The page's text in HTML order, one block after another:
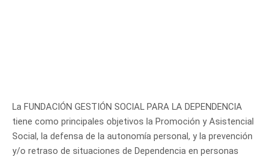
La FUNDACIÓN GESTIÓN SOCIAL PARA LA DEPENDENCIA
tiene como principales objetivos la Promoción y Asistencial
Social, la defensa de la autonomía personal, y la prevención
y/o retraso de situaciones de Dependencia en personas